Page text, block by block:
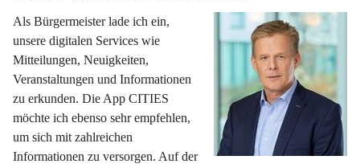
Als Bürgermeister lade ich ein,
unsere digitalen Services wie
Mitteilungen, Neuigkeiten,
Veranstaltungen und Informationen
zu erkunden. Die App CITIES
möchte ich ebenso sehr empfehlen,
um sich mit zahlreichen
Informationen zu versorgen. Auf der